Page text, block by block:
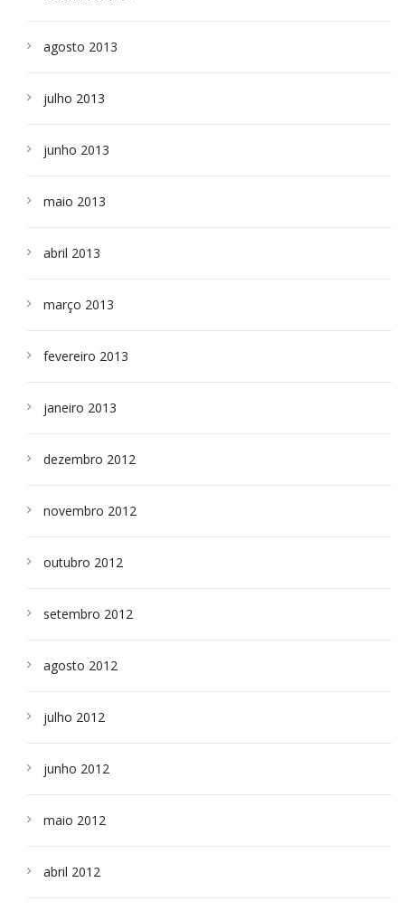
agosto 2013
julho 2013
junho 2013
maio 2013
abril 2013
março 2013
fevereiro 2013
janeiro 2013
dezembro 2012
novembro 2012
outubro 2012
setembro 2012
agosto 2012
julho 2012
junho 2012
maio 2012
abril 2012